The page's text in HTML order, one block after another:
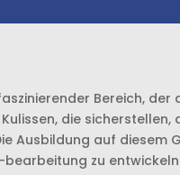
Bereich,
die
Ausbildung auf diesem
zu